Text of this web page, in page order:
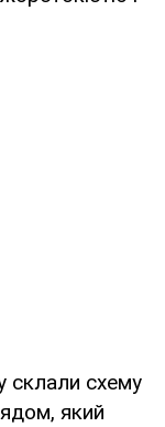
склали схему
який